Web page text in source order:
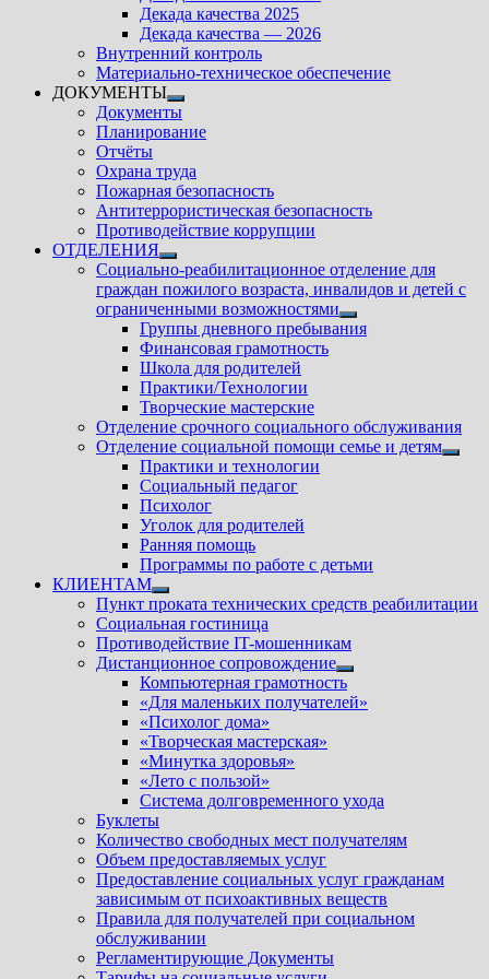
подменю
Декада качества 2025
Декада качества — 2026
Внутренний контроль
Материально-техническое обеспечение
ДОКУМЕНТЫ
Показать
подменю
Документы
Планирование
Отчёты
Охрана труда
Пожарная безопасность
Антитеррористическая безопасность
Противодействие коррупции
ОТДЕЛЕНИЯ
Показать
подменю
Социально-реабилитационное отделение для
граждан пожилого возраста, инвалидов и детей с
ограниченными возможностями
Показать
подменю
Группы дневного пребывания
Финансовая грамотность
Школа для родителей
Практики/Технологии
Творческие мастерские
Отделение срочного социального обслуживания
Отделение социальной помощи семье и детям
Практики и технологии
Социальный педагог
Психолог
Уголок для родителей
Ранняя помощь
Программы по работе с детьми
КЛИЕНТАМ
Показать
подменю
Пункт проката технических средств реабилитации
Социальная гостиница
Противодействие IT-мошенникам
Дистанционное сопровождение
Показать
подменю
Компьютерная грамотность
«Для маленьких получателей»
«Психолог дома»
«Творческая мастерская»
«Минутка здоровья»
«Лето с пользой»
Система долговременного ухода
Буклеты
Количество свободных мест получателям
Объем предоставляемых услуг
Предоставление социальных услуг гражданам
зависимым от психоактивных веществ
Правила для получателей при социальном
обслуживании
Регламентирующие Документы